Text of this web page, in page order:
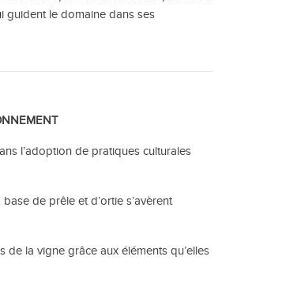
guident le domaine dans ses
l’adoption de pratiques culturales
de prêle et d’ortie s’avèrent
la vigne grâce aux éléments qu’elles